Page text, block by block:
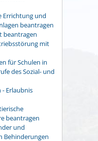
Errichtung und
beantragen
beantragen
mit
für Schulen in
des Sozial- und
Erlaubnis
beantragen
und
Behinderungen